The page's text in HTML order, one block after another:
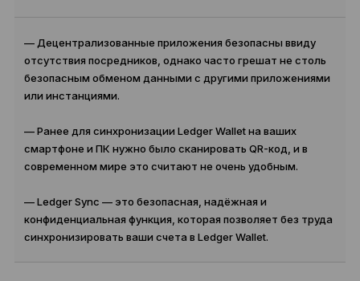
— Децентрализованные приложения безопасны ввиду
отсутствия посредников, однако часто грешат не столь
безопасным обменом данными с другими приложениями
или инстанциями.
— Ранее для синхронизации Ledger Wallet на ваших
смартфоне и ПК нужно было сканировать QR-код, и в
современном мире это считают не очень удобным.
— Ledger Sync — это безопасная, надёжная и
конфиденциальная функция, которая позволяет без труда
синхронизировать ваши счета в Ledger Wallet.